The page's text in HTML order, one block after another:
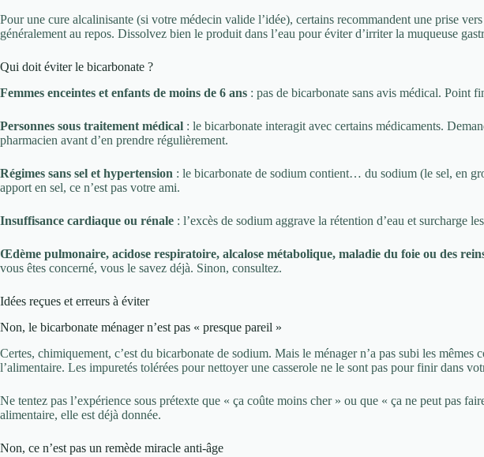
Pour une cure alcalinisante (si votre médecin valide l’idée), certains recommandent une prise
généralement au repos. Dissolvez bien le produit dans l’eau pour éviter d’irriter la muqueuse
Qui doit éviter le bicarbonate ?
Femmes enceintes et enfants de moins de 6 ans : pas de bicarbonate sans avis médical. Point
Personnes sous traitement médical : le bicarbonate interagit avec certains médicaments.
pharmacien avant d’en prendre régulièrement.
Régimes sans sel et hypertension : le bicarbonate de sodium contient… du sodium (le sel, en
apport en sel, ce n’est pas votre ami.
Insuffisance cardiaque ou rénale : l’excès de sodium aggrave la rétention d’eau et surcharge
Œdème pulmonaire, acidose respiratoire, alcalose métabolique, maladie du foie ou des
vous êtes concerné, vous le savez déjà. Sinon, consultez.
Idées reçues et erreurs à éviter
Non, le bicarbonate ménager n’est pas « presque pareil »
Certes, chimiquement, c’est du bicarbonate de sodium. Mais le ménager n’a pas subi les mêmes
l’alimentaire. Les impuretés tolérées pour nettoyer une casserole ne le sont pas pour finir dans
Ne tentez pas l’expérience sous prétexte que « ça coûte moins cher » ou que « ça ne peut pas
alimentaire, elle est déjà donnée.
Non, ce n’est pas un remède miracle anti-âge